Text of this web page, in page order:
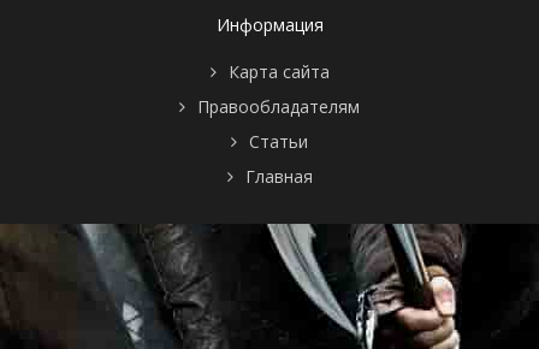
Информация
Карта сайта
Правообладателям
Статьи
Главная